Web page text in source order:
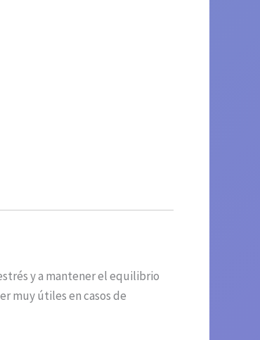
y a mantener el equilibrio
muy útiles en casos de